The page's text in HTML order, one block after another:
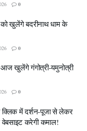
0
खुलेंगे बदरीनाथ धाम के
0
खुलेंगे गंगोत्री-यमुनोत्री
0
क्लिक में दर्शन-पूजा से लेकर
करेगी कमाल!